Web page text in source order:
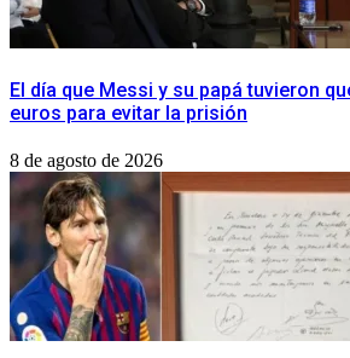
El día que Messi y su papá tuvieron
euros para evitar la prisión
8 de agosto de 2026